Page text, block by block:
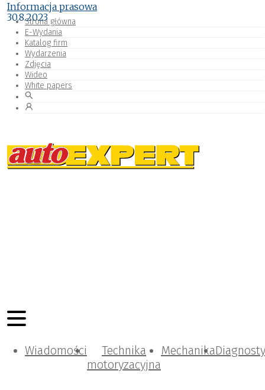
Strona główna
E-Wydania
Katalog firm
Wydarzenia
Zdjęcia
Wideo
White papers
Wiadomości
Technika
motoryzacyjna
Mechanika
Informacja prasowa
30.8.2023